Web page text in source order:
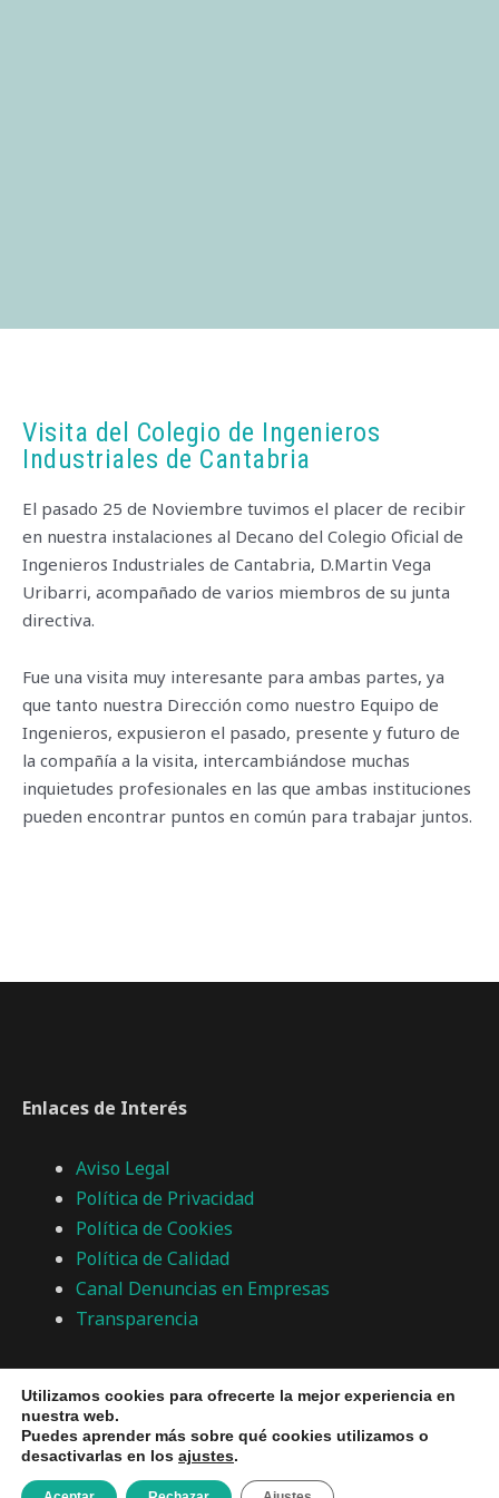
Visita del Colegio de Ingenieros
Industriales de Cantabria
El pasado 25 de Noviembre tuvimos el placer de recibir
en nuestra instalaciones al Decano del Colegio Oficial de
Ingenieros Industriales de Cantabria, D.Martin Vega
Uribarri, acompañado de varios miembros de su junta
directiva.
Fue una visita muy interesante para ambas partes, ya
que tanto nuestra Dirección como nuestro Equipo de
Ingenieros, expusieron el pasado, presente y futuro de
la compañía a la visita, intercambiándose muchas
inquietudes profesionales en las que ambas instituciones
pueden encontrar puntos en común para trabajar juntos.
Enlaces de Interés
Aviso Legal
Política de Privacidad
Política de Cookies
Política de Calidad
Canal Denuncias en Empresas
Transparencia
cobo@cisternascobo.com
Utilizamos cookies para ofrecerte la mejor experiencia en
nuestra web.
Puedes aprender más sobre qué cookies utilizamos o
desactivarlas en los ajustes.